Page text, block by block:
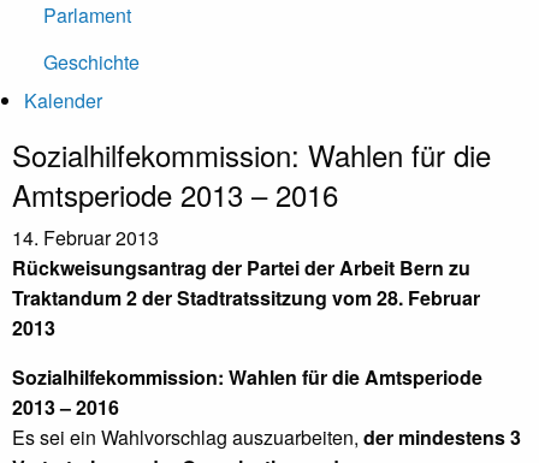
Parlament
Geschichte
Kalender
Sozialhilfekommission: Wahlen für die
Amtsperiode 2013 – 2016
14. Februar 2013
Rückweisungsantrag der Partei der Arbeit Bern zu
Traktandum 2 der Stadtratssitzung vom 28. Februar
2013
Sozialhilfekommission: Wahlen für die Amtsperiode
2013 – 2016
Es sei ein Wahlvorschlag auszuarbeiten, der mindestens 3